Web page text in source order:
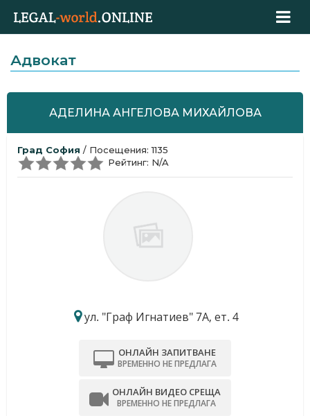
Адвокат
АДЕЛИНА АНГЕЛОВА МИХАЙЛОВА
Град София / Посещения: 1135
Рейтинг: N/A
ул. "Граф Игнатиев" 7А, ет. 4
ОНЛАЙН ЗАПИТВАНЕ
ВРЕМЕННО НЕ ПРЕДЛАГА
ОНЛАЙН ВИДЕО СРЕЩА
ВРЕМЕННО НЕ ПРЕДЛАГА